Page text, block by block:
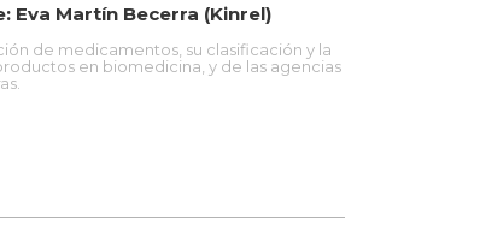
Eva Martín Becerra (Kinrel)
de medicamentos, su clasificación y la
en biomedicina, y de las agencias